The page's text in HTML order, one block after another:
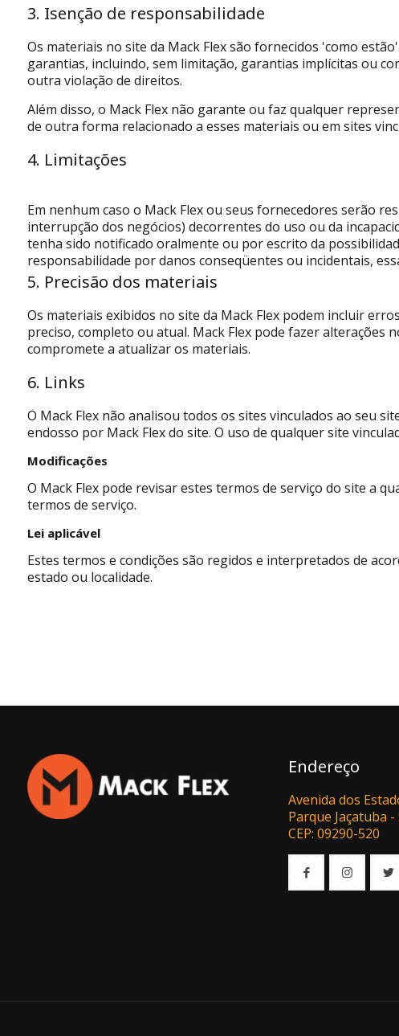
3. Isenção de responsabilidade
Os materiais no site da Mack Flex são fornecidos 'como
garantias, incluindo, sem limitação, garantias implícitas ou
outra violação de direitos.
Além disso, o Mack Flex não garante ou faz qualquer
de outra forma relacionado a esses materiais ou em sites
4. Limitações
Em nenhum caso o Mack Flex ou seus fornecedores serão
interrupção dos negócios) decorrentes do uso ou da
tenha sido notificado oralmente ou por escrito da
responsabilidade por danos conseqüentes ou incidentais,
5. Precisão dos materiais
Os materiais exibidos no site da Mack Flex podem incluir
preciso, completo ou atual. Mack Flex pode fazer alterações
compromete a atualizar os materiais.
6. Links
O Mack Flex não analisou todos os sites vinculados ao seu
endosso por Mack Flex do site. O uso de qualquer site
Modificações
O Mack Flex pode revisar estes termos de serviço do site a
termos de serviço.
Lei aplicável
Estes termos e condições são regidos e interpretados de
estado ou localidade.
Endereço
Avenida dos
Parque Jaçatuba
CEP: 09290-520